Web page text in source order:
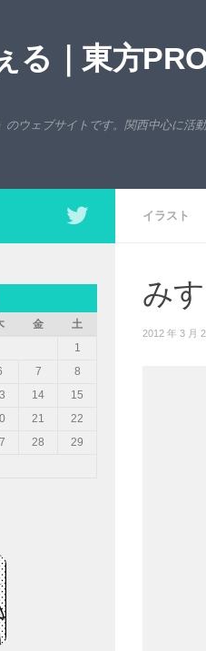
る｜東方
ウェブサイトです。関西中心に活動
イラスト
み
2012 年 3 月
金
土
1
7
8
14
15
21
22
28
29